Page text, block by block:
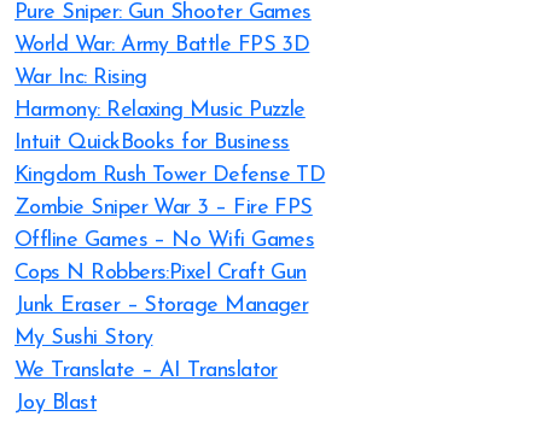
Pure Sniper: Gun Shooter Games
World War: Army Battle FPS 3D
War Inc: Rising
Harmony: Relaxing Music Puzzle
Intuit QuickBooks for Business
Kingdom Rush Tower Defense TD
Zombie Sniper War 3 – Fire FPS
Offline Games – No Wifi Games
Cops N Robbers:Pixel Craft Gun
Junk Eraser – Storage Manager
My Sushi Story
We Translate – AI Translator
Joy Blast